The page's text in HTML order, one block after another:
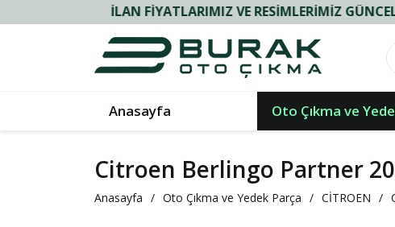
İLAN FIYATLARIMIZ VE RESIMLERIMIZ GÜNCELDIR.
Anasayfa Oto Çıkma ve
Citroen Berlingo Partner
Anasayfa Oto Çıkma ve Yedek Parça CİTROEN